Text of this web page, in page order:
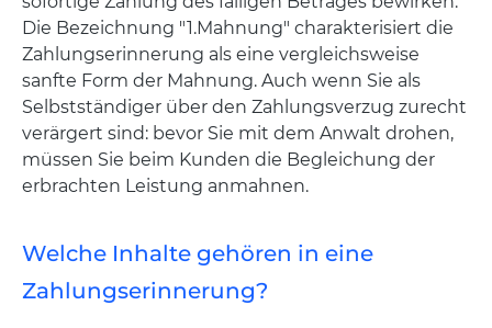
Die Bezeichnung "1.Mahnung" charakterisiert die
Zahlungserinnerung als eine vergleichsweise
sanfte Form der Mahnung. Auch wenn Sie als
Selbstständiger über den Zahlungsverzug zurecht
verärgert sind: bevor Sie mit dem Anwalt drohen,
müssen Sie beim Kunden die Begleichung der
erbrachten Leistung anmahnen.
Welche Inhalte gehören in eine
Zahlungserinnerung?